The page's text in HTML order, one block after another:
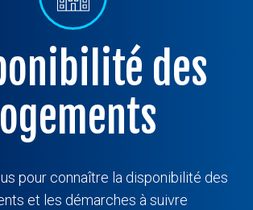
des
logements
pour connaître la disponibilité des
et les démarches à suivre